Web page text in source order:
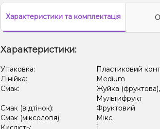
Характеристикита комплектація
Характеристики:
Упаковка:
Пластиковий
Лінійка:
Medium
Смак:
Жуйка (фруктова),
Мультифрукт
Смак (відтінок):
Фруктовий
Смак (міксологія):
Мікс